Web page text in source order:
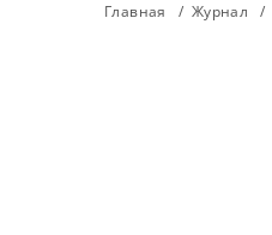
Главная Журнал